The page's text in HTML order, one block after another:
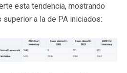
esta tendencia, mostrando
a la de PA iniciados: